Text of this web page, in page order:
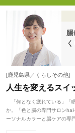
く
[鹿児島県／くらしその他]
人生を変えるスイ
「何となく疲れている」「
か。「色と腸の専門サロン
ーソナルカラーと腸ケアの専